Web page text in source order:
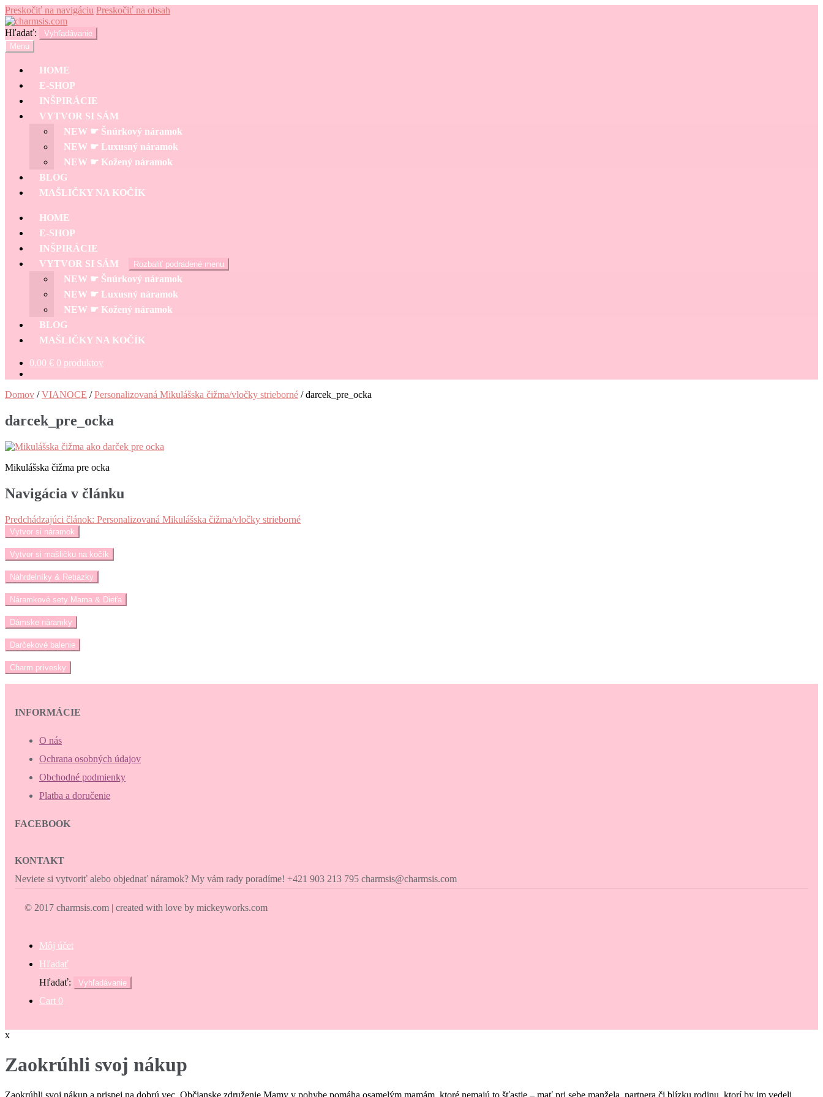
Preskočiť na navigáciu Preskočiť na obsah
Hľadať:
Vyhľadávanie
Menu
HOME
E-SHOP
INŠPIRÁCIE
VYTVOR SI SÁM
NEW ☛ Šnúrkový náramok
NEW ☛ Luxusný náramok
NEW ☛ Kožený náramok
BLOG
MAŠLIČKY NA KOČÍK
HOME
E-SHOP
INŠPIRÁCIE
VYTVOR SI SÁM
Rozbaliť podradené menu
NEW ☛ Šnúrkový náramok
NEW ☛ Luxusný náramok
NEW ☛ Kožený náramok
BLOG
MAŠLIČKY NA KOČÍK
0.00 € 0 produktov
Domov /VIANOCE /Personalizovaná Mikulášska čižma/vločky strieborné /darcek_pre_ocka
darcek_pre_ocka
Mikulášska čižma pre ocka
Navigácia v článku
Predchádzajúci článok: Personalizovaná Mikulášska čižma/vločky strieborné
Vytvor si náramok
Vytvor si mašličku na kočík
Náhrdelníky & Retiazky
Náramkové sety Mama & Dieťa
Dámske náramky
Darčekové balenie
Charm prívesky
INFORMÁCIE
O nás
Ochrana osobných údajov
Obchodné podmienky
Platba a doručenie
FACEBOOK
KONTAKT
Neviete si vytvoriť alebo objednať náramok? My vám rady poradíme! +421 903 213 795 charmsis@charmsis.com
© 2017 charmsis.com | created with love by mickeyworks.com
Môj účet
Hľadať
Hľadať:
Vyhľadávanie
Cart 0
x
Zaokrúhli svoj nákup
Zaokrúhli svoj nákup a prispej na dobrú vec. Občianske združenie Mamy v pohybe pomáha osamelým mamám, ktoré nemajú to šťastie – mať pri sebe manžela, partnera či blízku rodinu, ktorí by im vedeli